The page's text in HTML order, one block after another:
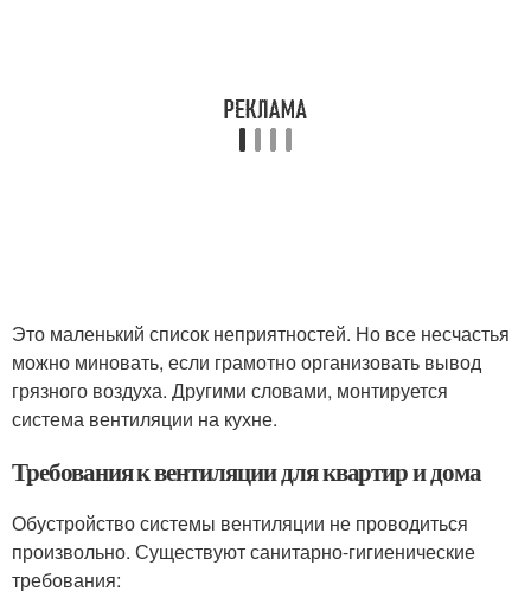
Это маленький список неприятностей. Но все несчастья
можно миновать, если грамотно организовать вывод
грязного воздуха. Другими словами, монтируется
система вентиляции на кухне.
Требования к вентиляции для квартир и дома
Обустройство системы вентиляции не проводиться
произвольно. Существуют санитарно-гигиенические
требования: